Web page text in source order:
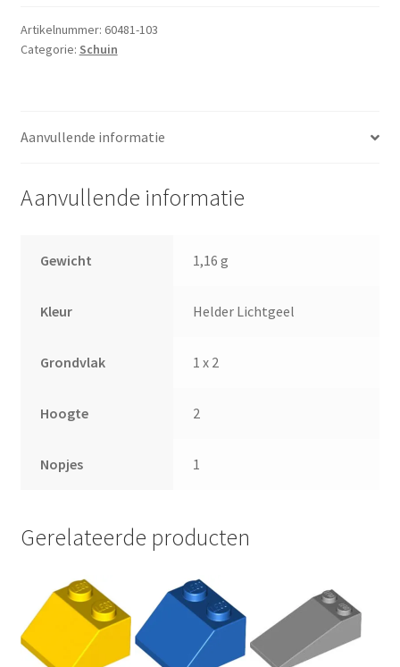
x
1
Lichtgeel
Artikelnummer: 60481-103
Categorie: Schuin
Aanvullende informatie
Aanvullende informatie
Gewicht 1,16 g
Kleur Helder Lichtgeel
Grondvlak 1 x 2
Hoogte 2
Nopjes 1
Gerelateerde producten